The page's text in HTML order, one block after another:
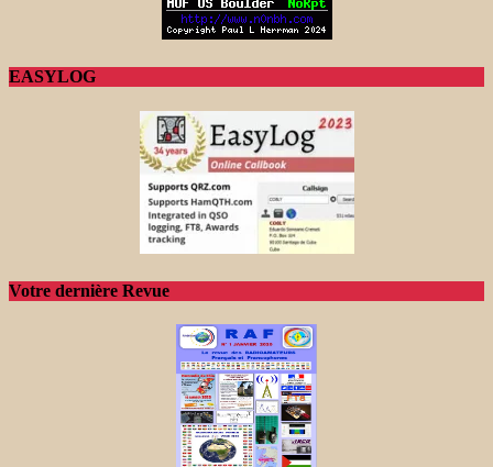
EASYLOG
Votre dernière Revue